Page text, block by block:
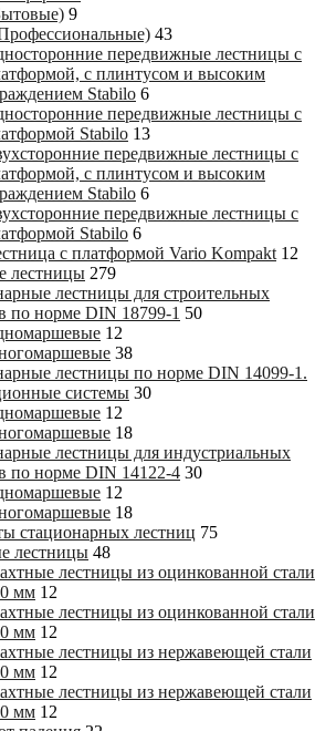
9
43
передвижные лестницы с
с плинтусом и высоким
Stabilo 6
передвижные лестницы с
Stabilo 13
передвижные лестницы с
с плинтусом и высоким
Stabilo 6
передвижные лестницы с
Stabilo 6
с платформой Vario Kompakt 12
лестницы 279
лестницы для строительных
по норме DIN 18799-1 50
12
38
лестницы по норме DIN 14099-1.
системы 30
12
18
лестницы для индустриальных
по норме DIN 14122-4 30
12
18
стационарных лестниц 75
лестницы 48
лестницы из оцинкованной стали
мм 12
лестницы из оцинкованной стали
мм 12
лестницы из нержавеющей стали
мм 12
лестницы из нержавеющей стали
мм 12